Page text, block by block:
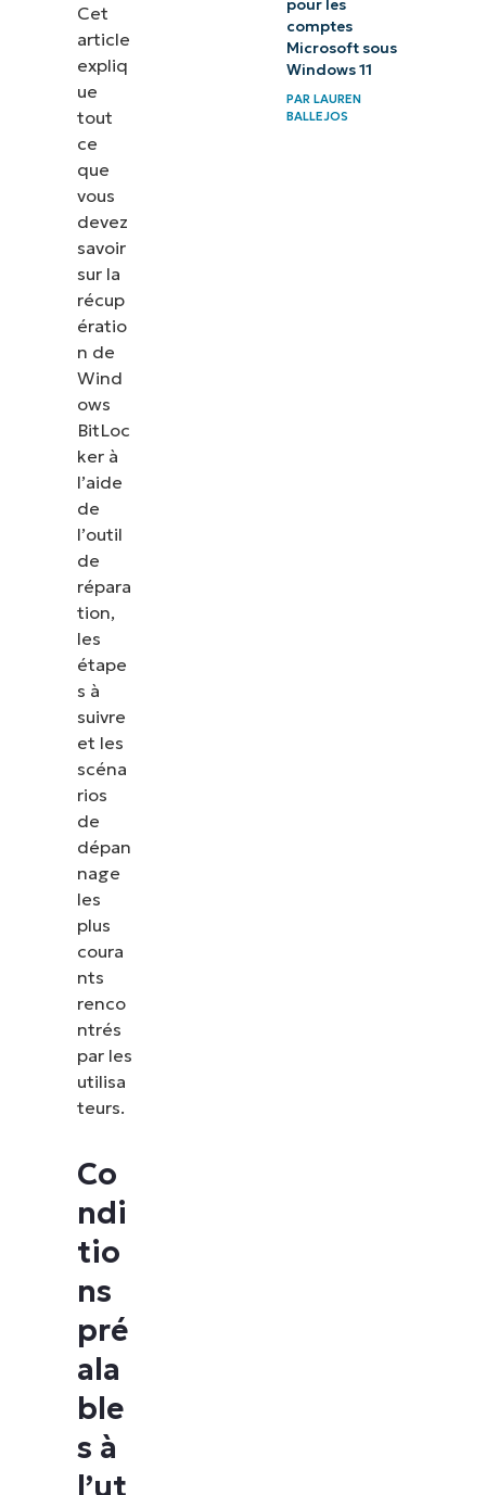
Cet
article
expliq
ue
tout
ce
que
vous
devez
savoir
sur la
récup
ératio
n de
Wind
ows
BitLoc
ker à
l’aide
de
l’outil
de
répara
tion,
les
étape
s à
suivre
et les
scéna
rios
de
dépan
nage
les
plus
coura
nts
renco
ntrés
par les
utilisa
teurs.
Co
ndi
tio
ns
pré
ala
ble
s à
l’ut
pour les
comptes
Microsoft sous
Windows 11
PAR LAUREN
BALLEJOS